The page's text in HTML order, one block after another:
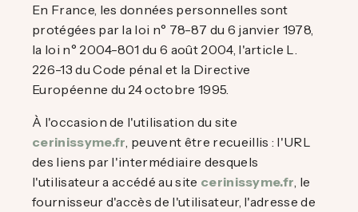
En France, les données personnelles sont
protégées par la loi n° 78-87 du 6 janvier 1978,
la loi n° 2004-801 du 6 août 2004, l'article L.
226-13 du Code pénal et la Directive
Européenne du 24 octobre 1995.
À l'occasion de l'utilisation du site
cerinissyme.fr , peuvent être recueillis : l'URL
des liens par l'intermédiaire desquels
l'utilisateur a accédé au site cerinissyme.fr , le
fournisseur d'accès de l'utilisateur, l'adresse de